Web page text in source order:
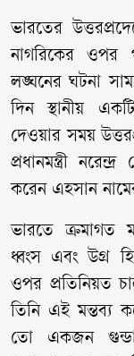
ভারতের
নাগরিকের ওপর
লঙ্ঘনের ঘটনা
দিন স্থানীয়
দেওয়ার সময়
প্রধানমন্ত্রী
করেন এহসান
ভারতে ক্রমাগত
ধ্বংস এবং উগ্র
ওপর প্রতিনিয়ত
তিনি এই মন্তব্য
তো একজন গুন্ডা